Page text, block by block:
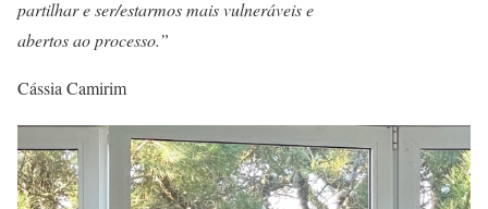
partilhar e ser/estarmos mais vulneráveis e
abertos ao processo.”
Cássia Camirim